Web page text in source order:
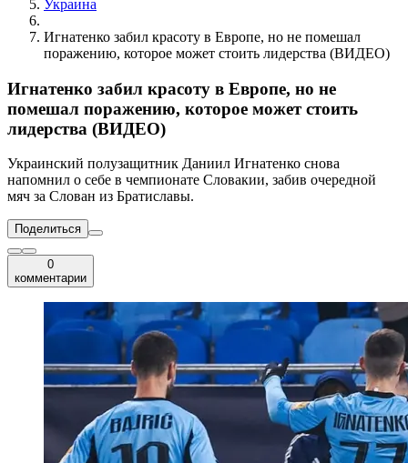
Украина
Игнатенко забил красоту в Европе, но не помешал
поражению, которое может стоить лидерства (ВИДЕО)
Игнатенко забил красоту в Европе, но не
помешал поражению, которое может стоить
лидерства (ВИДЕО)
Украинский полузащитник Даниил Игнатенко снова
напомнил о себе в чемпионате Словакии, забив очередной
мяч за Слован из Братиславы.
Поделиться
0
комментарии